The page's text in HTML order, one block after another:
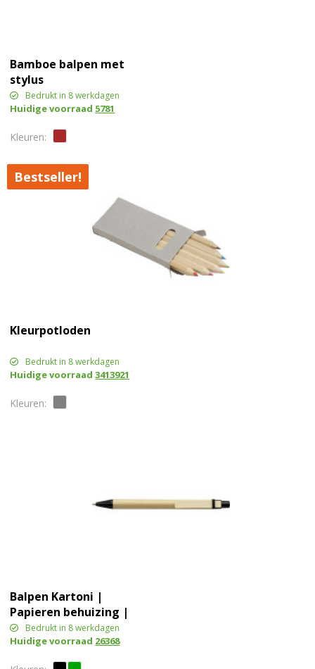
Bamboe balpen met
stylus
Bedrukt in 8 werkdagen
Huidige voorraad 5781
Bestseller!
Kleurpotloden
Bedrukt in 8 werkdagen
Huidige voorraad3413921
Balpen Kartoni |
Papieren behuizing |
Houten clip
Bedrukt in 8 werkdagen
Huidige voorraad 26368